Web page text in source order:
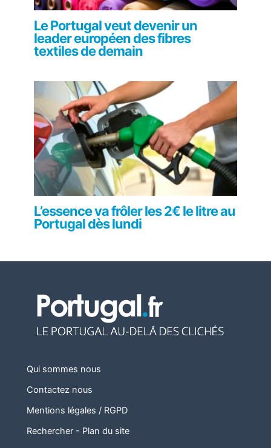
Le Portugal veut devenir un
leader européen des fibres
textiles de demain
L’essence va frôler les 2€ le litre au
Portugal dès lundi
Qui sommes nous
Contactez nous
Mentions légales / RGPD
Rechercher- Plan du site